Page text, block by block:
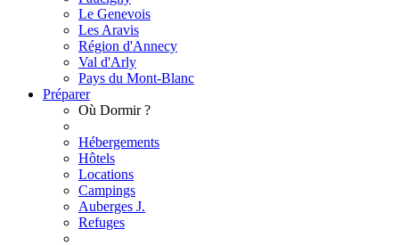
Le Genevois
Les Aravis
Région d'Annecy
Val d'Arly
Pays du Mont-Blanc
Préparer
Où Dormir ?
Hébergements
Hôtels
Locations
Campings
Auberges J.
Refuges